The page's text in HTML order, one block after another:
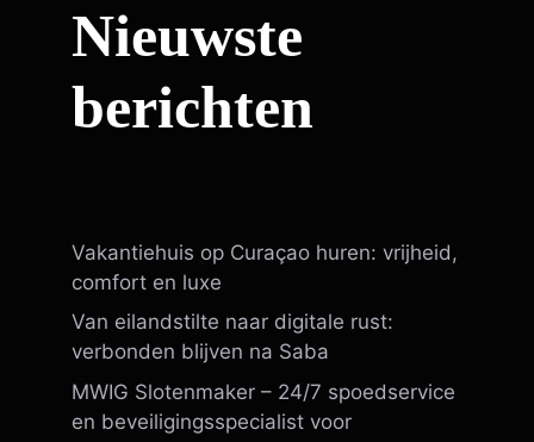
Nieuwste
berichten
Vakantiehuis op Curaçao huren: vrijheid,
comfort en luxe
Van eilandstilte naar digitale rust:
verbonden blijven na Saba
MWIG Slotenmaker – 24/7 spoedservice
en beveiligingsspecialist voor